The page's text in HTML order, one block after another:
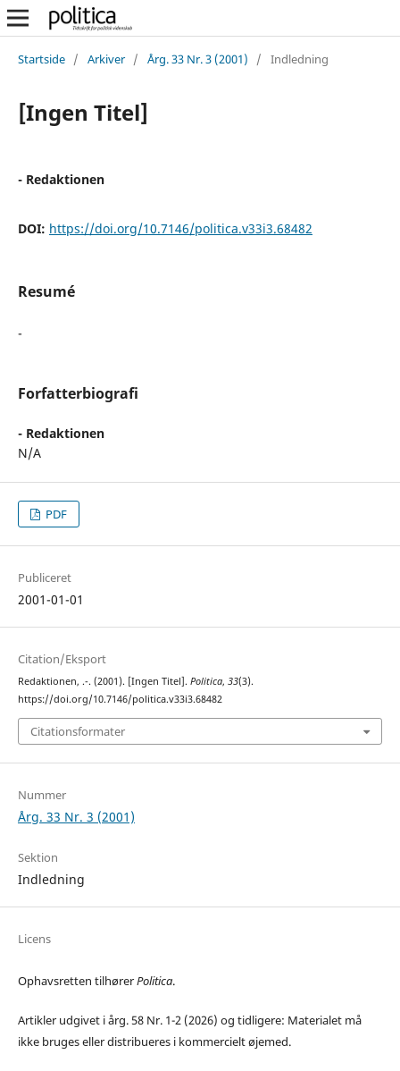
Startside / Arkiver / Årg. 33 Nr. 3 (2001) / Indledning
[Ingen Titel]
- Redaktionen
DOI: https://doi.org/10.7146/politica.v33i3.68482
Resumé
-
Forfatterbiografi
- Redaktionen
N/A
PDF
Publiceret
2001-01-01
Citation/Eksport
Redaktionen, .-. (2001). [Ingen Titel]. Politica, 33(3).
https://doi.org/10.7146/politica.v33i3.68482
Citationsformater
Nummer
Årg. 33 Nr. 3 (2001)
Sektion
Indledning
Licens
Ophavsretten tilhørerPolitica.
Artikler udgivet i årg. 58 Nr. 1-2 (2026) og tidligere: Materialet må
ikke bruges eller distribueres i kommercielt øjemed.